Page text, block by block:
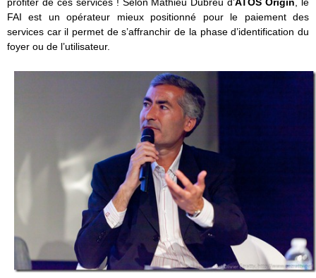
FAI est un opérateur mieux positionné pour le paiement des
services car il permet de s’affranchir de la phase d’identification du
foyer ou de l’utilisateur.